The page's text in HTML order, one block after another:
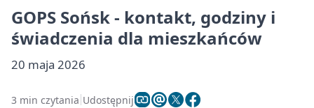
GOPS Sońsk - kontakt, godziny i
świadczenia dla mieszkańców
20 maja 2026
3 min czytania Udostępnij